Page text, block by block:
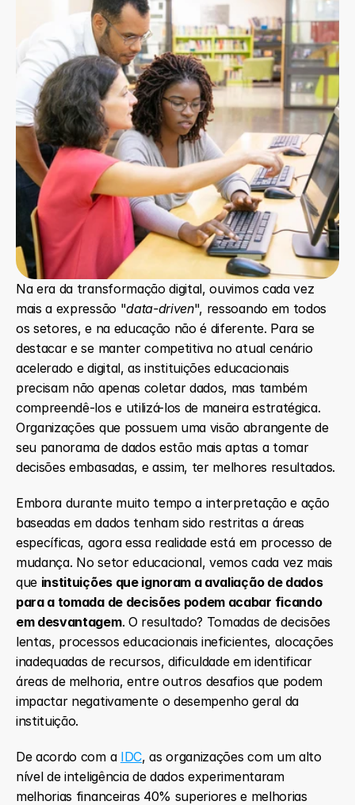
Na era da transformação digital, ouvimos cada vez
mais a expressão "data-driven", ressoando em todos
os setores, e na educação não é diferente. Para se
destacar e se manter competitiva no atual cenário
acelerado e digital, as instituições educacionais
precisam não apenas coletar dados, mas também
compreendê-los e utilizá-los de maneira estratégica.
Organizações que possuem uma visão abrangente de
seu panorama de dados estão mais aptas a tomar
decisões embasadas, e assim, ter melhores resultados.
Embora durante muito tempo a interpretação e ação
baseadas em dados tenham sido restritas a áreas
específicas, agora essa realidade está em processo de
mudança. No setor educacional, vemos cada vez mais
que instituições que ignoram a avaliação de dados
para a tomada de decisões podem acabar ficando
em desvantagem. O resultado? Tomadas de decisões
lentas, processos educacionais ineficientes, alocações
inadequadas de recursos, dificuldade em identificar
áreas de melhoria, entre outros desafios que podem
impactar negativamente o desempenho geral da
instituição.
De acordo com a IDC, as organizações com um alto
nível de inteligência de dados experimentaram
melhorias financeiras 40% superiores e melhorias